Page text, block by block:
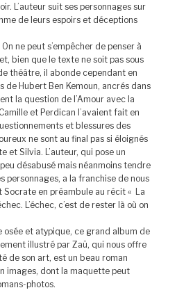
L’auteur suit ses personnages sur
de leurs espoirs et déceptions
ne peut s’empêcher de penser à
bien que le texte ne soit pas sous
théâtre, il abonde cependant en
de Hubert Ben Kemoun, ancrés dans
la question de l’Amour avec la
et Perdican l’avaient fait en
et blessures des
ne sont au final pas si éloignés
et Silvia. L’auteur, qui pose un
désabusé mais néanmoins tendre
personnages, a la franchise de nous
Socrate en préambule au récit « La
L’échec, c’est de rester là où on
osée et atypique, ce grand album de
illustré par Zaü, qui nous offre
de son art, est un beau roman
images, dont la maquette peut
photos.